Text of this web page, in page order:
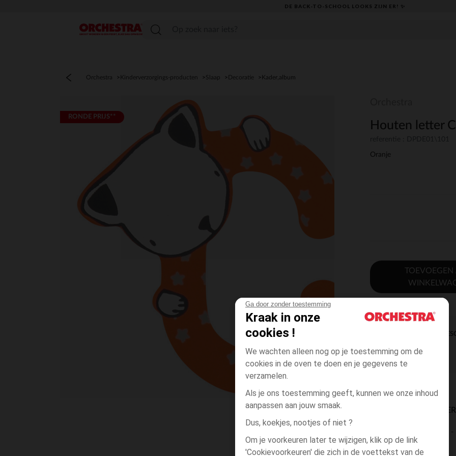
Ga door zonder toestemming
Kraak in onze
cookies !
We wachten alleen nog op je toestemming om de
cookies in de oven te doen en je gegevens te
verzamelen.
Als je ons toestemming geeft, kunnen we onze inhoud
aanpassen aan jouw smaak.
Dus, koekjes, nootjes of niet ?
Om je voorkeuren later te wijzigen, klik op de link
'Cookievoorkeuren' die zich in de voettekst van de
DE BACK-TO-SCHOOL LOOKS ZIJN ER! ✨
menu
Orchestra Kinderverzorgings-producten Slaap Decoratie Kader,album
RONDE PRIJS**
Houten letter C
Oranje
TOEVOEGEN
DIRECTE
BESCHIKBAARE
2 tot 4 dagen